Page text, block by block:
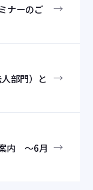
ナーのご
→
部門）と →
内 ～6月 →